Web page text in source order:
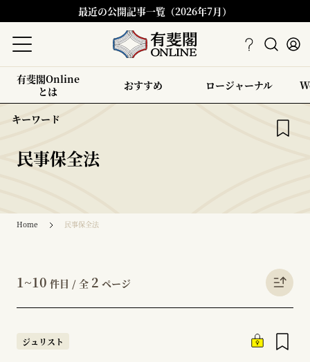
最近の公開記事一覧（2026年7月）
有斐閣Online
とは
おすすめ ロージャーナル
キーワード
民事保全法
Home 民事保全法
1~10 件目 / 全 2 ページ
ジュリスト